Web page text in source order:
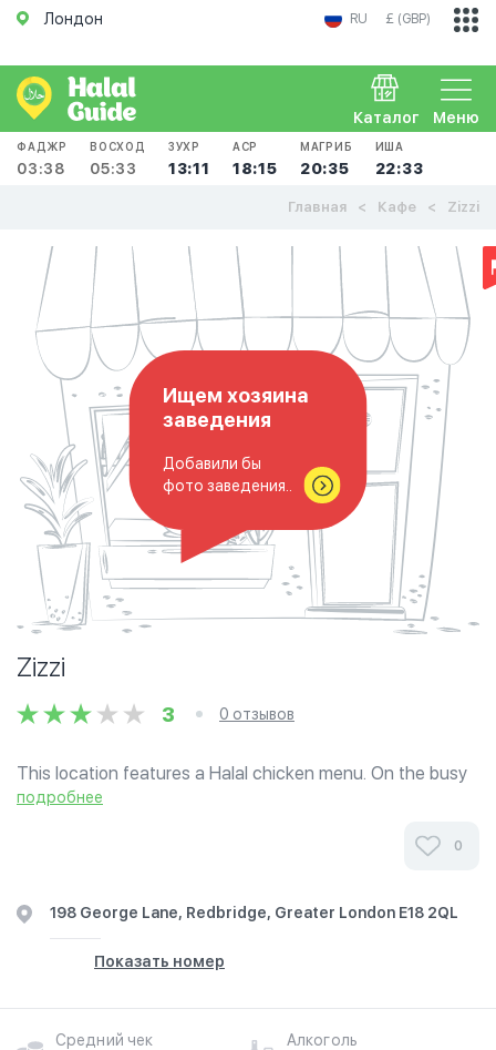
Лондон RU £ (GBP)
Меню
Каталог
ФАДЖР
03:38
ВОСХОД
05:33
ЗУХР
13:11
АСР
18:15
МАГРИБ
20:35
ИША
22:33
Главная Кафе Zizzi
Ищем хозяина
заведения
Добавили бы
фото заведения..
Zizzi
3 0 отзывов
This location features a Halal chicken menu. On the busy
high street, our new restaurant in South Woodford wows
подробнее
0
198 George Lane, Redbridge, Greater London E18 2QL
Показать номер
Средний чек
Алкоголь